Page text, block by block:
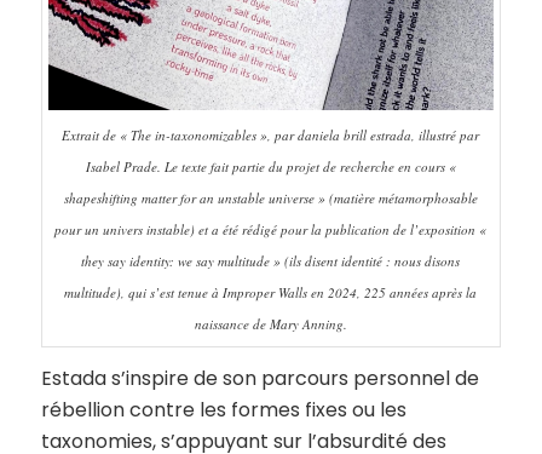
Extrait de « The in-taxonomizables », par daniela brill estrada, illustré par
Isabel Prade. Le texte fait partie du projet de recherche en cours «
shapeshifting matter for an unstable universe » (matière métamorphosable
pour un univers instable) et a été rédigé pour la publication de l’exposition «
they say identity: we say multitude » (ils disent identité : nous disons
multitude), qui s’est tenue à Improper Walls en 2024, 225 années après la
naissance de Mary Anning.
Estada s’inspire de son parcours personnel de
rébellion contre les formes fixes ou les
taxonomies, s’appuyant sur l’absurdité des